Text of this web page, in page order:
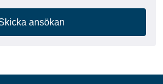
ansökan